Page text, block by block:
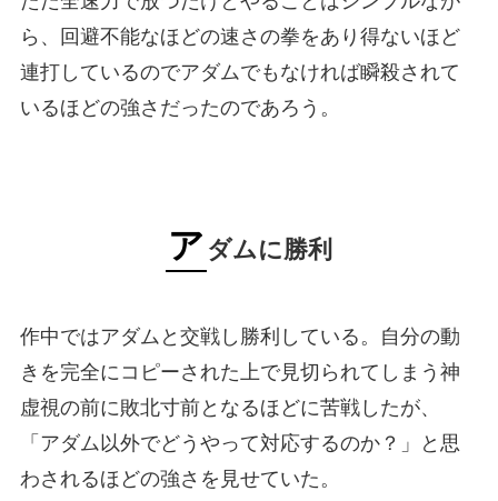
ら、回避不能なほどの速さの拳をあり得ないほど
連打しているのでアダムでもなければ瞬殺されて
いるほどの強さだったのであろう。
ア ダムに勝利
作中ではアダムと交戦し勝利している。自分の動
きを完全にコピーされた上で見切られてしまう神
虚視の前に敗北寸前となるほどに苦戦したが、
「アダム以外でどうやって対応するのか？」と思
わされるほどの強さを見せていた。